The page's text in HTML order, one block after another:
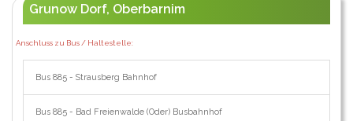
Grunow Dorf, Oberbarnim
Anschluss zu Bus / Haltestelle:
Bus 885 - Strausberg Bahnhof
Bus 885 - Bad Freienwalde (Oder) Busbahnhof